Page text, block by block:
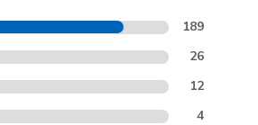
189
26
12
4